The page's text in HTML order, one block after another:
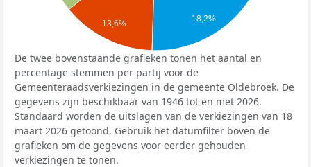
13,6% 18,2%
De twee bovenstaande grafieken tonen het aantal en
percentage stemmen per partij voor de
Gemeenteraadsverkiezingen in de gemeente Oldebroek. De
gegevens zijn beschikbaar van 1946 tot en met 2026.
Standaard worden de uitslagen van de verkiezingen van 18
maart 2026 getoond. Gebruik het datumfilter boven de
grafieken om de gegevens voor eerder gehouden
verkiezingen te tonen.